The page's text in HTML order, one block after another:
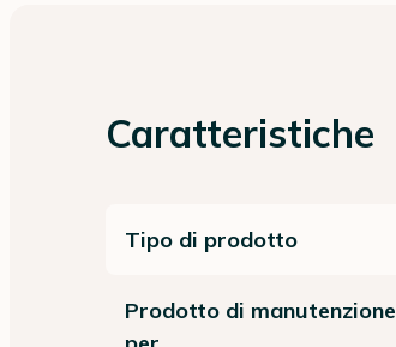
Caratteristiche
Tipo di prodotto
Prodotto di manutenzione